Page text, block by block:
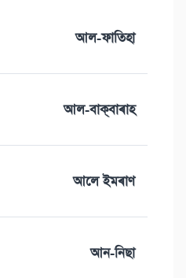
আল-ফাতিহা
আল-বাক্বাৰাহ
আলে ইমৰাণ
আন-নিছা